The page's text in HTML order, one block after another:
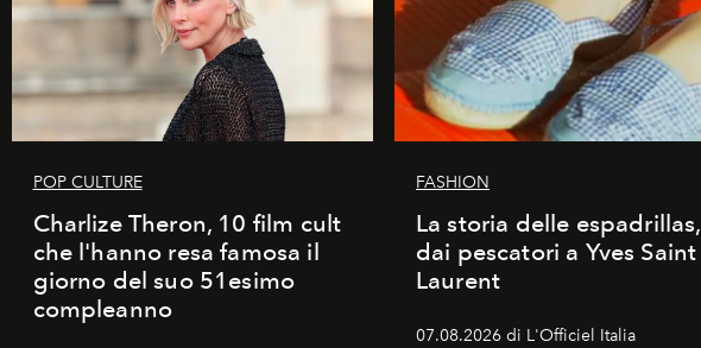
POP CULTURE
Charlize Theron, 10 film cult
che l'hanno resa famosa il
giorno del suo 51esimo
compleanno
FASHION
La storia delle espadrillas,
dai pescatori a Yves Saint
Laurent
07.08.2026 di L'Officiel Italia